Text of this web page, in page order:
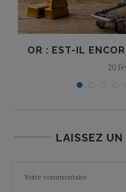
OR : EST-IL
20
LAISSEZ UN